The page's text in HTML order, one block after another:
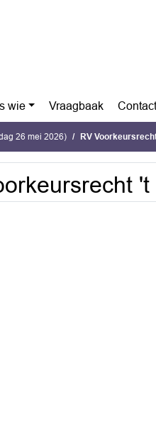
wie Vraagbaak
26 mei 2026) RV